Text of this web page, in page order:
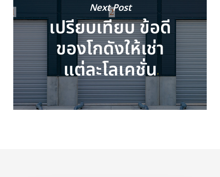
Next Post
เปรียบเทียบ ข้อดี
ของโกดังให้เช่า
แต่ละโลเคชั่น